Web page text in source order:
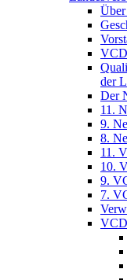
der
Der
11.
9.
8.
11.
10.
9.
7.